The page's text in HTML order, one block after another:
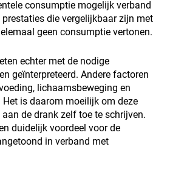
consumptie mogelijk verband
die vergelijkbaar zijn met
geen consumptie vertonen.
echter met de nodige
geïnterpreteerd. Andere factoren
lichaamsbeweging en
is daarom moeilijk om deze
de drank zelf toe te schrijven.
duidelijk voordeel voor de
in verband met